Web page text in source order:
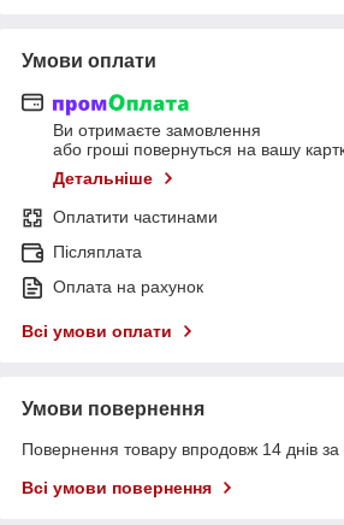
Умови оплати
Ви отримаєте замовлення
або гроші повернуться на вашу
Детальніше
Оплатити частинами
Післяплата
Оплата на рахунок
Всі умови оплати
Умови повернення
Повернення товару впродовж 14 днів
Всі умови повернення